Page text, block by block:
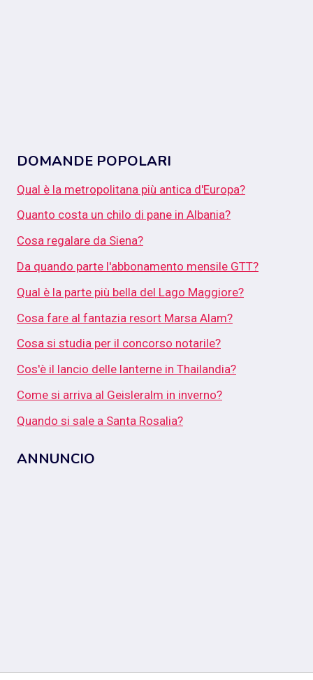
DOMANDE POPOLARI
Qual è la metropolitana più antica d'Europa?
Quanto costa un chilo di pane in Albania?
Cosa regalare da Siena?
Da quando parte l'abbonamento mensile GTT?
Qual è la parte più bella del Lago Maggiore?
Cosa fare al fantazia resort Marsa Alam?
Cosa si studia per il concorso notarile?
Cos'è il lancio delle lanterne in Thailandia?
Come si arriva al Geisleralm in inverno?
Quando si sale a Santa Rosalia?
ANNUNCIO